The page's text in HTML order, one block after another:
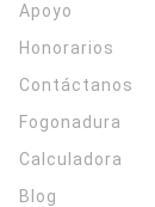
Apoyo
Honorarios
Contáctanos
Fogonadura
Calculadora
Blog